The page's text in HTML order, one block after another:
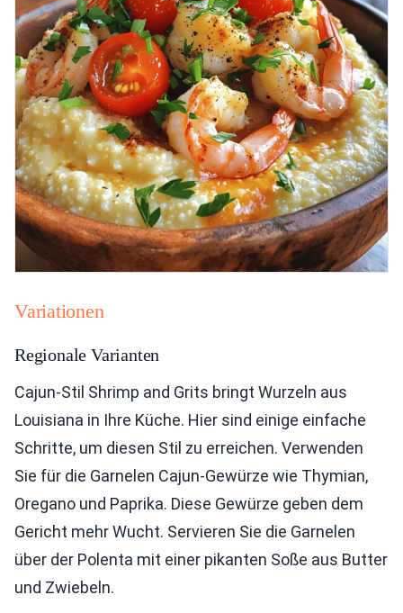
Variationen
Regionale Varianten
Cajun-Stil Shrimp and Grits bringt Wurzeln aus
Louisiana in Ihre Küche. Hier sind einige einfache
Schritte, um diesen Stil zu erreichen. Verwenden
Sie für die Garnelen Cajun-Gewürze wie Thymian,
Oregano und Paprika. Diese Gewürze geben dem
Gericht mehr Wucht. Servieren Sie die Garnelen
über der Polenta mit einer pikanten Soße aus Butter
und Zwiebeln.